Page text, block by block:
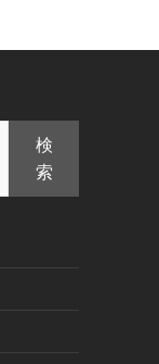
検
索